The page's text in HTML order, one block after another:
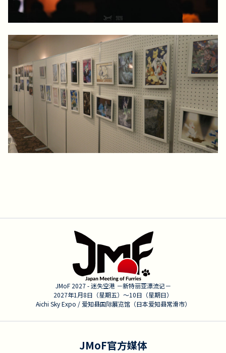
JMoF 2027 - 迷失空港 －新特丽亚漂流记－
2027年1月8日（星期五）〜10日（星期日）
Aichi Sky Expo / 爱知县国际展览馆（日本爱知县常滑市）
JMoF官方媒体